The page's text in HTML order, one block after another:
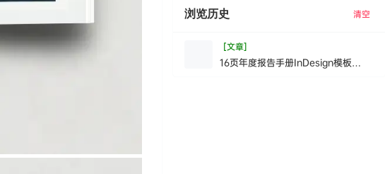
浏览历史 清空
[文章]
16页年度报告手册InDesign模板